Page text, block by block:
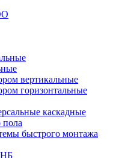
вертикальные
горизонтальные
каскадные
пола
быстрого монтажа